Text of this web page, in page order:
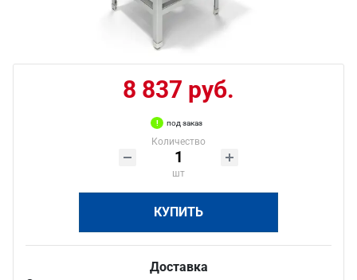
8 837 руб.
под заказ
Количество
шт
КУПИТЬ
Доставка